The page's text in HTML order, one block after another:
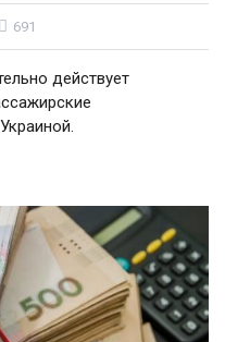
691
действует